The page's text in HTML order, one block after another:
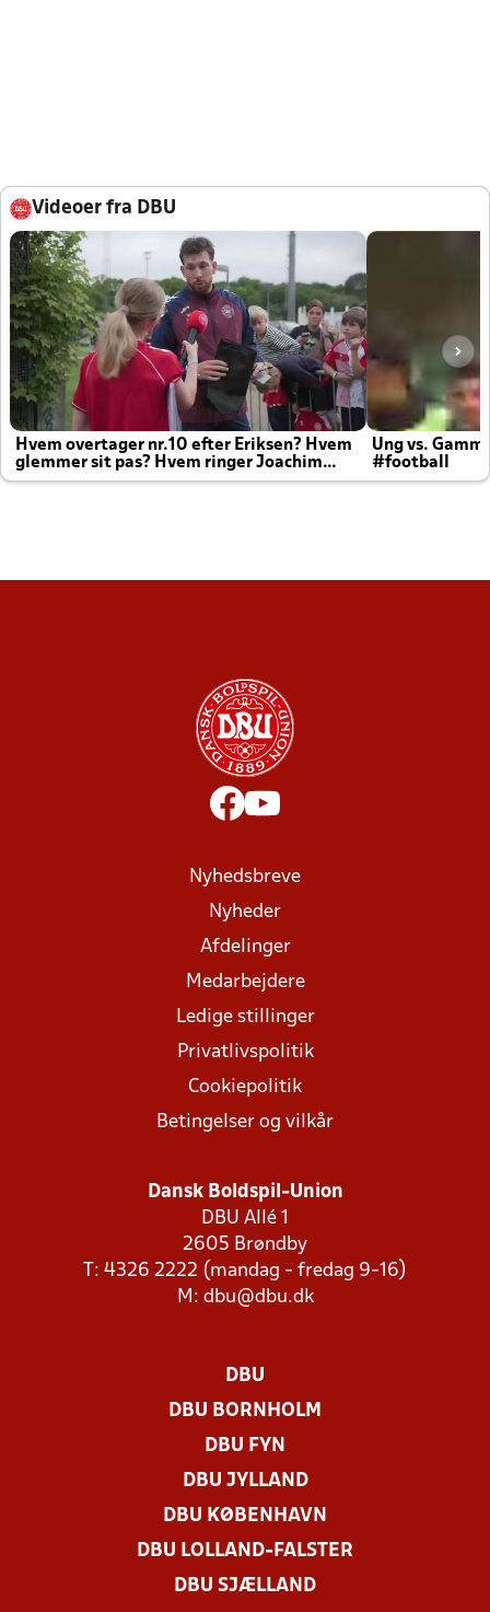
Videoer fra DBU
Hvem overtager nr.10 efter Eriksen? Hvem
glemmer sit pas? Hvem ringer Joachim
altid til efter kampe?
Ung vs.
#football
Nyhedsbreve
Nyheder
Afdelinger
Medarbejdere
Ledige stillinger
Privatlivspolitik
Cookiepolitik
Betingelser og vilkår
Dansk Boldspil-Union
DBU Allé 1
2605 Brøndby
T: 4326 2222 (mandag - fredag 9-16)
M: dbu@dbu.dk
DBU
DBU BORNHOLM
DBU FYN
DBU JYLLAND
DBU KØBENHAVN
DBU LOLLAND-FALSTER
DBU SJÆLLAND